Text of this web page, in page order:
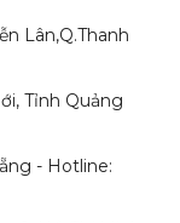
Lân,Q.Thanh
Tỉnh Quảng
- Hotline: